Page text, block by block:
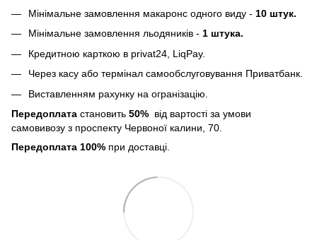
Мінімальне замовлення макаронс одного виду - 10 штук.
Мінімальне замовлення льодяників - 1 штука.
Кредитною карткою в privat24, LiqPay.
Через касу або термінал самообслуговування Приватбанк.
Виставленням рахунку на огранізацію.
Передоплата становить 50% від вартості за умови
самовивозу з проспекту Червоної калини, 70.
Передоплата 100% при доставці.